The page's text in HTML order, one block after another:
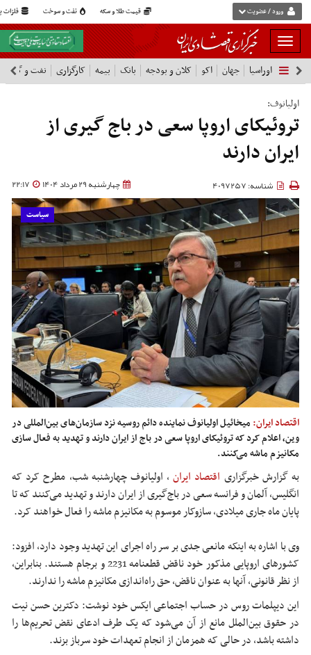
قیمت طلا و سکه نفت و سوخت فلزات ورود / عضویت
بار
و
بسته
نمودن
فهرست
اوراسیا جهان اکو کلان و بودجه بانک بیمه کارگزاری نفت و گاز
اولیانوف:
تروئیکای اروپا سعی در باج گیری از
ایران دارند
چهارشنبه 29 مرداد 1404 22:17 شناسه: 4097257
سیاست
اقتصاد ایران: میخائیل اولیانوف نماینده دائم روسیه نزد سازمان‌های بین‌المللی در
وین، اعلام کرد که تروئیکای اروپا سعی در باج از ایران دارند و تهدید به فعال سازی
مکانیزم ماشه می‌کنند.
به گزارش خبرگزاری اقتصاد ایران ، اولیانوف چهارشنبه شب، مطرح کرد که
انگلیس، آلمان و فرانسه سعی در باج‌گیری از ایران دارند و تهدید می‌کنند که تا
پایان ماه جاری میلادی، سازوکار موسوم به مکانیزم ماشه را فعال خواهند کرد.
وی با اشاره به اینکه مانعی جدی بر سر راه اجرای این تهدید وجود دارد، افزود:
کشورهای اروپایی مذکور خود ناقض قطعنامه 2231 و برجام هستند. بنابراین،
از نظر قانونی، آنها به عنوان ناقض، حق راه‌اندازی مکانیزم ماشه را ندارند.
این دیپلمات روس در حساب اجتماعی ایکس خود نوشت: دکترین حسن نیت
در حقوق بین‌الملل مانع از آن می‌شود که یک طرف ادعای نقض تحریم‌ها را
داشته باشد، در حالی که همزمان از انجام تعهدات خود سرباز بزند.